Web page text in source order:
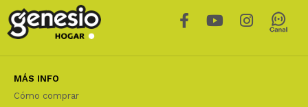
MÁS INFO
Cómo comprar